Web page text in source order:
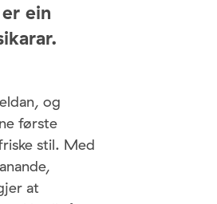
ein
og
første
stil. Med
at